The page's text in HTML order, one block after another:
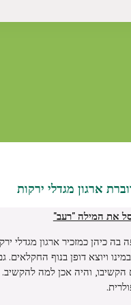
ארגון מגדלי ירקות
את המילה "רעב"
כיהן כמזכיר ארגון מגדלי
ויוצא דופן בנוף
והיה אכן למה